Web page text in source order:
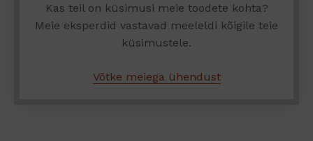
Kas teil on küsimusi meie toodete kohta?
Meie eksperdid vastavad meeleldi kõigile teie
küsimustele.
Võtke meiega ühendust